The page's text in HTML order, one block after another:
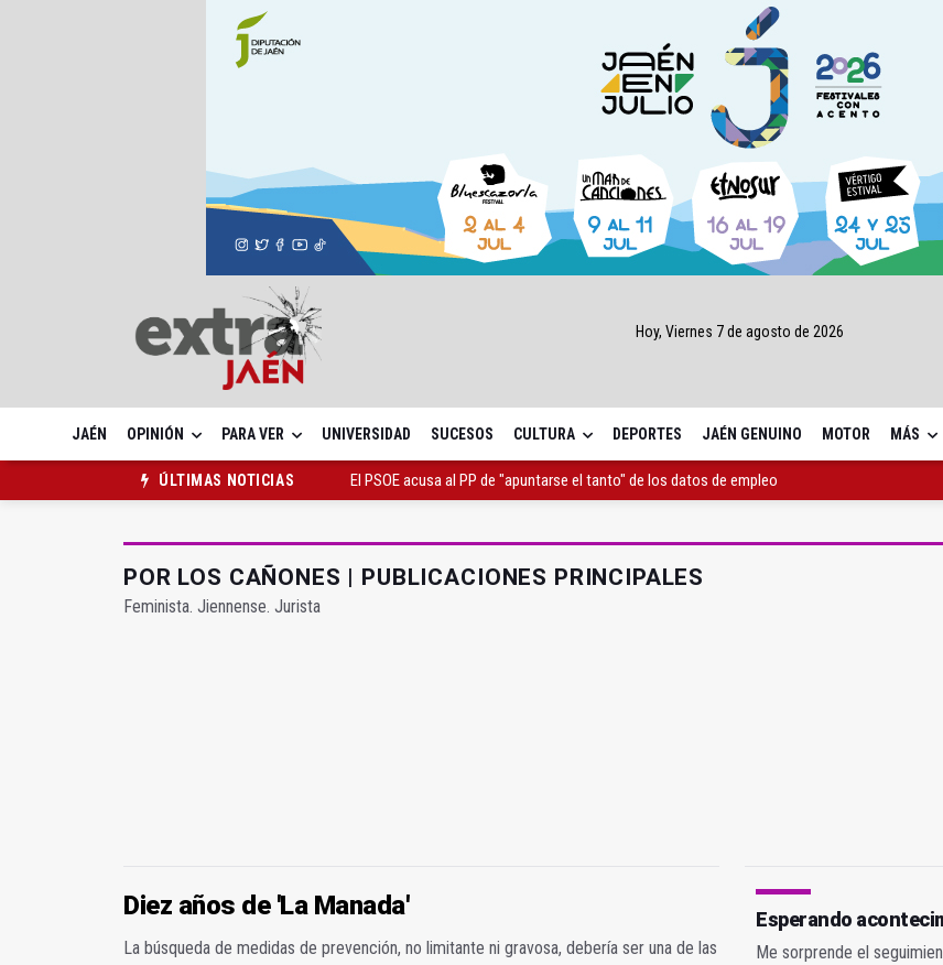
Hoy, Viernes 7 de agosto de 2026
JAÉN OPINIÓN PARA VER UNIVERSIDAD SUCESOS CULTURA DEPORTES JAÉN GENUINO MOTOR MÁS
ÚLTIMAS NOTICIAS
El Centro Andaluz de las Letras trae a Jaén al filósofo Omar Linares
POR LOS CAÑONES | PUBLICACIONES PRINCIPALES
Feminista. Jiennense. Jurista
Diez años de 'La Manada'
La búsqueda de medidas de prevención, no limitante ni gravosa, debería ser una de las
Esperando
Me sorprende el